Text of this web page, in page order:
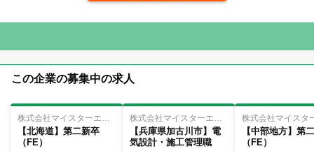
この企業の募集中の求人
株式会社マイスターエンジニアリング
【北海道】第二新卒
（FE）
株式会社マイスターエンジニアリング
【兵庫県加古川市】電
気設計・施工管理職
【中部地方】第
（FE）